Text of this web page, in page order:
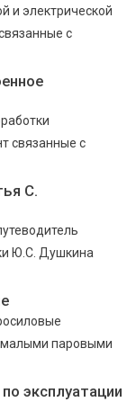
и электрической
с
связанные с
С.
Ю.С. Душкина
малыми паровыми
эксплуатации